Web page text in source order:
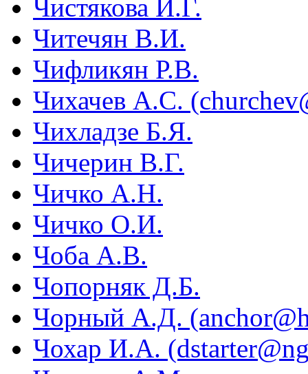
Чистякова И.Г.
Читечян В.И.
Чифликян Р.В.
Чихачев А.С.
Чихладзе Б.Я.
Чичерин В.Г.
Чичко А.Н.
Чичко О.И.
Чоба А.В.
Чопорняк Д.Б.
Чорный А.Д.
Чохар И.А.